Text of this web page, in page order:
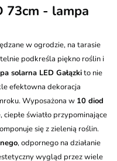
dotyczy produktów 3m)
Łódź
73cm - lampa
w ogrodzie, na tarasie
podkreśla piękno roślin i
solarna LED Gałązkito nie
efektowna dekoracja
Wyposażona w 10 diod
ciepłe światło przypominające
się z zielenią roślin.
, odpornego na działanie
wygląd przez wiele